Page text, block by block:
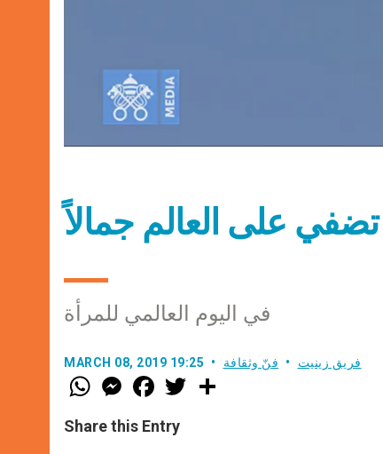
تضفي على العالم جمالاً
في اليوم العالمي للمرأة
MARCH 08, 2019 19:25 فريق زينيت فنّ وثقافة
W
h
t
s
M
e
s
e
F
a
e
b
w
Share this Entry